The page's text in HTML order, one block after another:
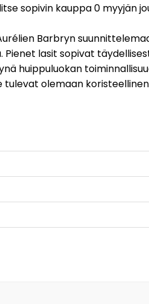
sopivin kauppa 0 myyjän
Barbryn
lasit sopivat
huippuluokan
olemaan koristeellinen